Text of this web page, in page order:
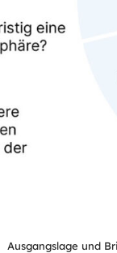
Ausgangslage und